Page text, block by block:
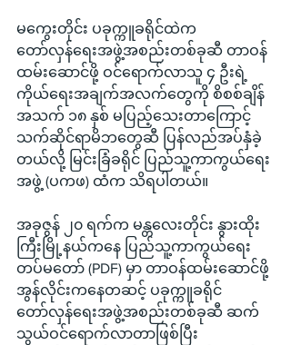
မကွေးတိုင်း ပခုက္ကူခရိုင်ထဲက
တော်လှန်ရေးအဖွဲ့အစည်းတစ်ခုဆီ တာဝန်
ထမ်းဆောင်ဖို့ ဝင်ရောက်လာသူ ၄ ဦးရဲ့
ကိုယ်ရေးအချက်အလက်တွေကို စိစစ်ချိန်
အသက် ၁၈ နှစ် မပြည့်သေးတာကြောင့်
သက်ဆိုင်ရာမိဘတွေဆီ ပြန်လည်အပ်နှံခဲ့
တယ်လို့ မြင်းခြံခရိုင် ပြည်သူ့ကာကွယ်ရေး
အဖွဲ့ (ပကဖ) ထံက သိရပါတယ်။
အခုဇွန် ၂၀ ရက်က မန္တလေးတိုင်း နွားထိုး
ကြီးမြို့နယ်ကနေ ပြည်သူ့ကာကွယ်ရေး
တပ်မတော် (PDF) မှာ တာဝန်ထမ်းဆောင်ဖို့
အွန်လိုင်းကနေတဆင့် ပခုက္ကူခရိုင်
တော်လှန်ရေးအဖွဲ့အစည်းတစ်ခုဆီ ဆက်
သွယ်ဝင်ရောက်လာတာဖြစ်ပြီး